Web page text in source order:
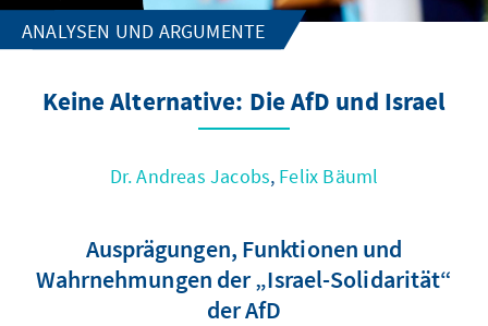
ANALYSEN UND ARGUMENTE
Keine Alternative: Die AfD und Israel
Dr. Andreas Jacobs, Felix Bäuml
Ausprägungen, Funktionen und
Wahrnehmungen der „Israel-Solidarität“
der AfD